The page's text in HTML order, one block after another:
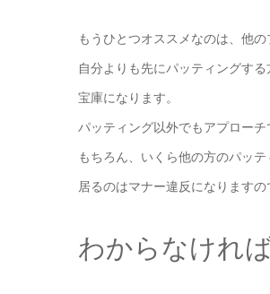
もうひとつオススメなのは、他
自分よりも先にパッティングす
宝庫になります。
パッティング以外でもアプロー
もちろん、いくら他の方のパッ
居るのはマナー違反になります
わからなけれ